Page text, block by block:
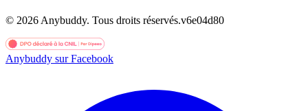
© 2026 Anybuddy. Tous droits réservés.v6e04d80
Anybuddy sur Facebook